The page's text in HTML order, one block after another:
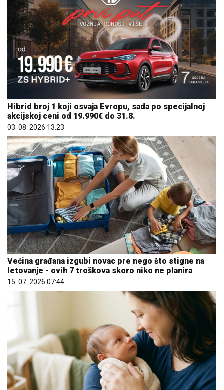
Hibrid broj 1 koji osvaja Evropu, sada po specijalnoj
akcijskoj ceni od 19.990€ do 31.8.
03. 08. 2026 13:23
Većina građana izgubi novac pre nego što stigne na
letovanje - ovih 7 troškova skoro niko ne planira
15. 07. 2026 07:44